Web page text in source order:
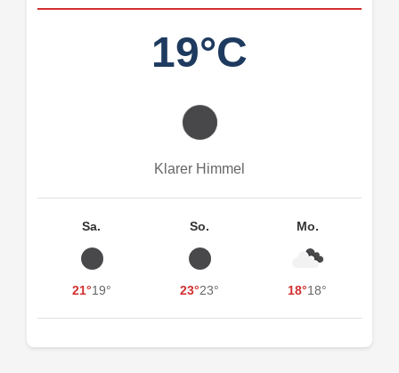
19°C
Klarer Himmel
Sa.
21°19°
So.
23°23°
Mo.
18°18°